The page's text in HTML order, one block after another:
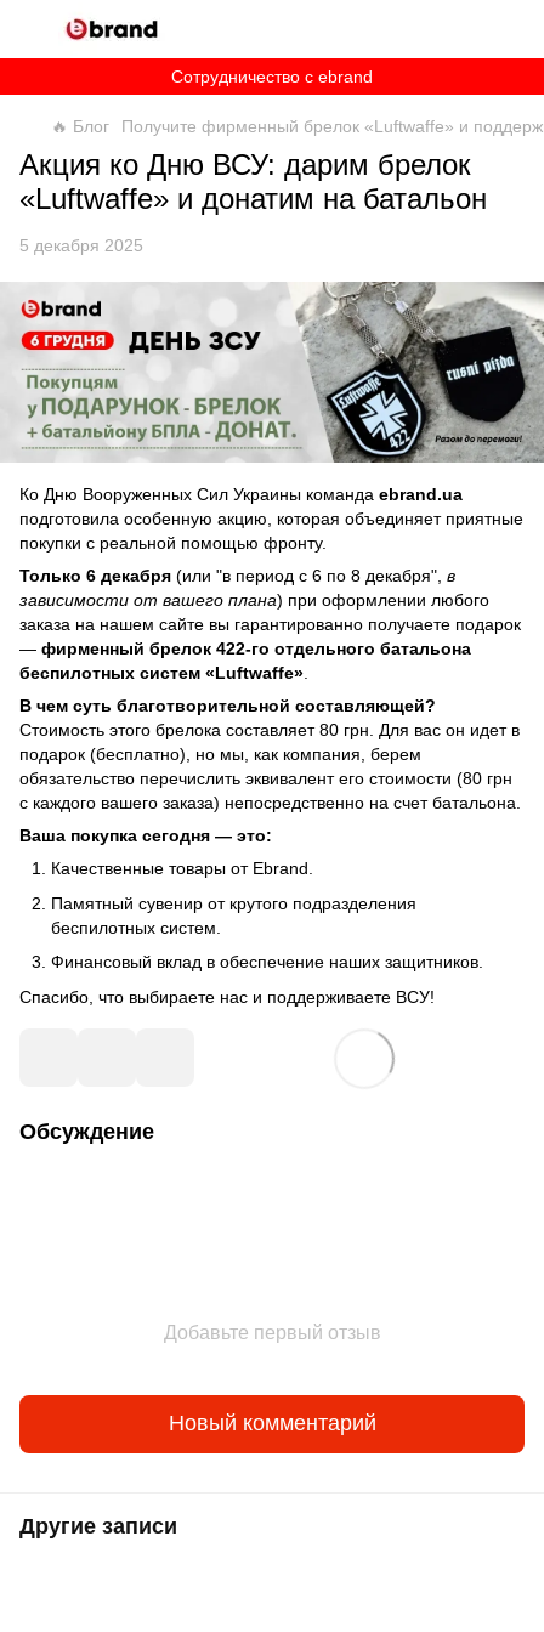
Сотрудничество c ebrand
🔥 Блог Получите фирменный брелок «Luftwaffe» и
Акция ко Дню ВСУ: дарим брелок
«Luftwaffe» и донатим на батальон
5 декабря 2025
Ко Дню Вооруженных Сил Украины команда ebrand.ua
подготовила особенную акцию, которая объединяет приятные
покупки с реальной помощью фронту.
Только 6 декабря (или "в период с 6 по 8 декабря", в
зависимости от вашего плана) при оформлении любого
заказа на нашем сайте вы гарантированно получаете подарок
— фирменный брелок 422-го отдельного батальона
беспилотных систем «Luftwaffe».
В чем суть благотворительной составляющей?
Стоимость этого брелока составляет 80 грн. Для вас он идет в
подарок (бесплатно), но мы, как компания, берем
обязательство перечислить эквивалент его стоимости (80 грн
с каждого вашего заказа) непосредственно на счет батальона.
Ваша покупка сегодня — это:
Качественные товары от Ebrand.
Памятный сувенир от крутого подразделения
беспилотных систем.
Финансовый вклад в обеспечение наших защитников.
Спасибо, что выбираете нас и поддерживаете ВСУ!
Обсуждение
Добавьте первый отзыв
Новый комментарий
Другие записи